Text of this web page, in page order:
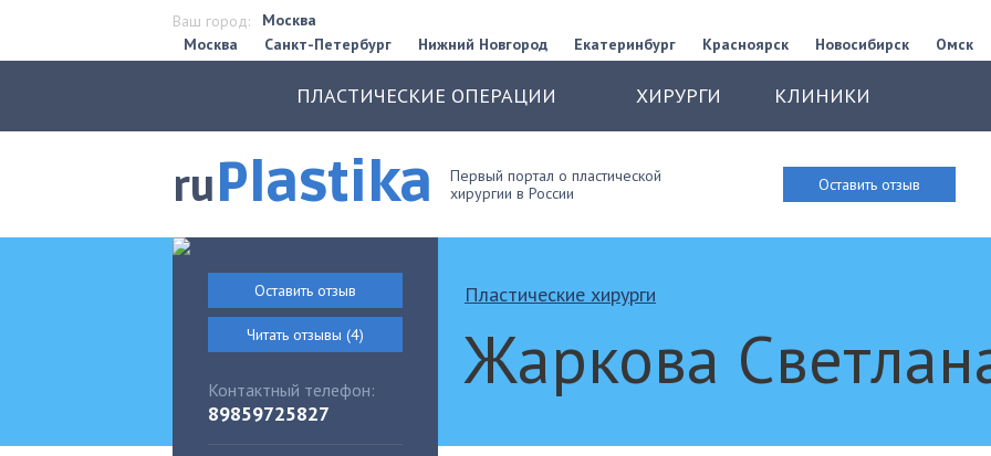
Ваш город:
Москва
Москва
Санкт-Петербург Нижний Новгород Екатеринбург Красноярск Новосибирск Омск
ПЛАСТИЧЕСКИЕ ОПЕРАЦИИ ХИРУРГИ КЛИНИКИ
ruPlastika
Первый портал о пластической
хирургии в России
Оставить отзыв
Оставить отзыв
Читать отзывы (4)
Контактный телефон:
89859725827
Пластические хирурги
Жаркова